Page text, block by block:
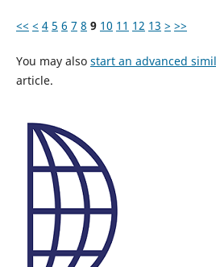
<< < 4 5 6 7 8 9 10 11 12 13 > >>
You may also start an advanced
article.